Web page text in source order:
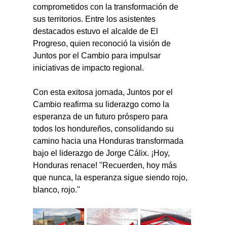
comprometidos con la transformación de
sus territorios. Entre los asistentes
destacados estuvo el alcalde de El
Progreso, quien reconoció la visión de
Juntos por el Cambio para impulsar
iniciativas de impacto regional.
Con esta exitosa jornada, Juntos por el
Cambio reafirma su liderazgo como la
esperanza de un futuro próspero para
todos los hondureños, consolidando su
camino hacia una Honduras transformada
bajo el liderazgo de Jorge Cálix. ¡Hoy,
Honduras renace! "Recuerden, hoy más
que nunca, la esperanza sigue siendo rojo,
blanco, rojo."